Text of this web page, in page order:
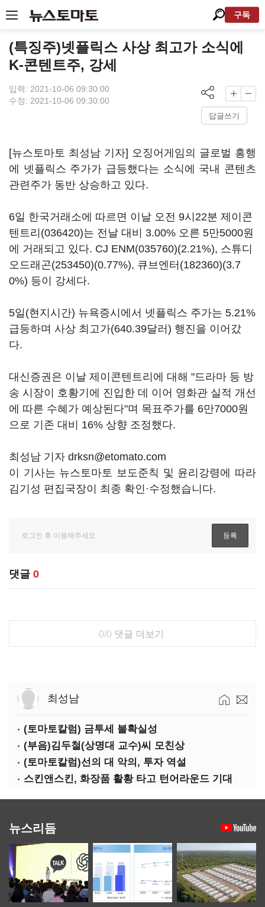
구독
(특징주)넷플릭스 사상 최고가 소식에
K-콘텐트주, 강세
입력: 2021-10-06 09:30:00
수정: 2021-10-06 09:30:00
답글쓰기
[뉴스토마토 최성남 기자] 오징어게임의 글로벌 흥행
에 넷플릭스 주가가 급등했다는 소식에 국내 콘텐츠
관련주가 동반 상승하고 있다.
6일 한국거래소에 따르면 이날 오전 9시22분 제이콘
텐트리(036420)는 전날 대비 3.00% 오른 5만5000원
에 거래되고 있다. CJ ENM(035760)(2.21%), 스튜디
오드래곤(253450)(0.77%), 큐브엔터(182360)(3.7
0%) 등이 강세다.
5일(현지시간) 뉴욕증시에서 넷플릭스 주가는 5.21%
급등하며 사상 최고가(640.39달러) 행진을 이어갔
다.
대신증권은 이날 제이콘텐트리에 대해 "드라마 등 방
송 시장이 호황기에 진입한 데 이어 영화관 실적 개선
에 따른 수혜가 예상된다"며 목표주가를 6만7000원
으로 기존 대비 16% 상향 조정했다.
최성남 기자 drksn@etomato.com
이 기사는 뉴스토마토 보도준칙 및 윤리강령에 따라
김기성 편집국장이 최종 확인·수정했습니다.
댓글 0
0/0 댓글 더보기
최성남
(토마토칼럼) 금투세 불확실성
(부음)김두철(상명대 교수)씨 모친상
(토마토칼럼)선의 대 악의, 투자 역설
스킨앤스킨, 화장품 활황 타고 턴어라운드 기대
뉴스리듬